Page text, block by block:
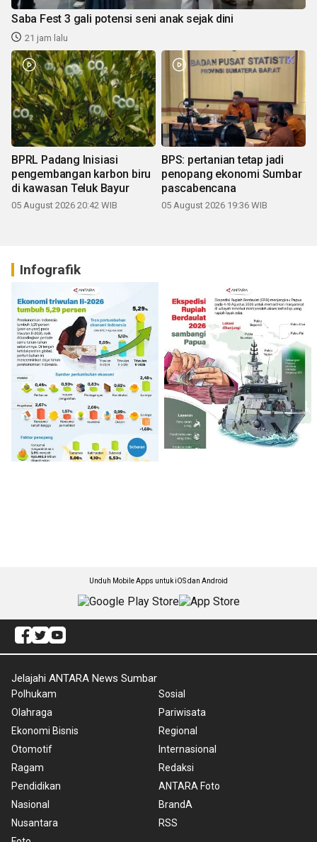
Saba Fest 3 gali potensi seni anak sejak dini
21 jam lalu
BPRL Padang Inisiasi
pengembangan karbon biru
di kawasan Teluk Bayur
05 August 2026 20:42 WIB
BPS: pertanian tetap jadi
penopang ekonomi Sumbar
pascabencana
05 August 2026 19:36 WIB
Infografik
Unduh Mobile Apps untuk iOS dan Android
Jelajahi ANTARA News Sumbar
Polhukam
Olahraga
Ekonomi Bisnis
Otomotif
Ragam
Pendidikan
Nasional
Nusantara
Sosial
Pariwisata
Regional
Internasional
Redaksi
ANTARA Foto
BrandA
RSS